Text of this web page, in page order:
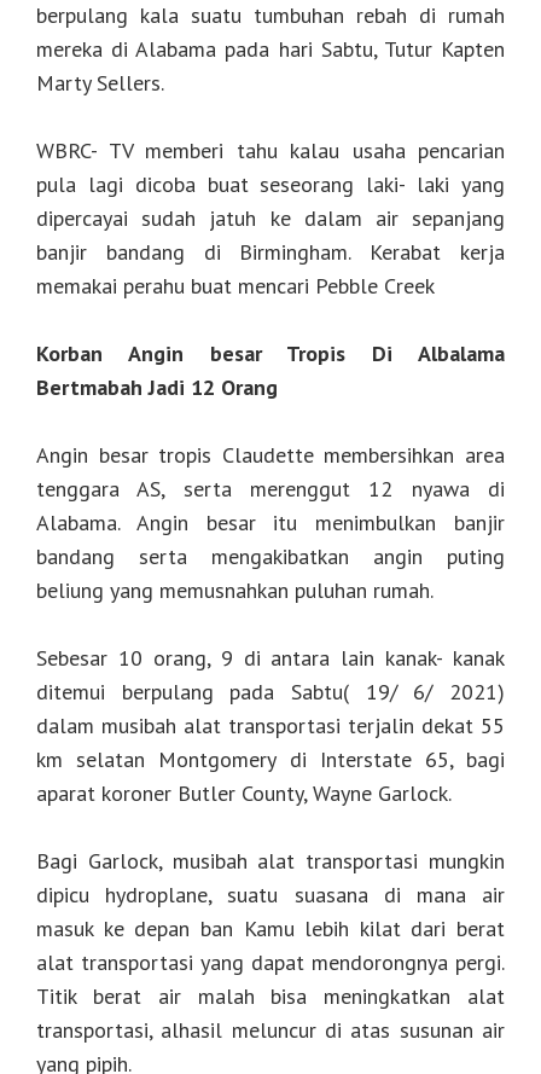
berpulang kala suatu tumbuhan rebah di rumah
mereka di Alabama pada hari Sabtu, Tutur Kapten
Marty Sellers.
WBRC- TV memberi tahu kalau usaha pencarian
pula lagi dicoba buat seseorang laki- laki yang
dipercayai sudah jatuh ke dalam air sepanjang
banjir bandang di Birmingham. Kerabat kerja
memakai perahu buat mencari Pebble Creek
Korban Angin besar Tropis Di Albalama
Bertmabah Jadi 12 Orang
Angin besar tropis Claudette membersihkan area
tenggara AS, serta merenggut 12 nyawa di
Alabama. Angin besar itu menimbulkan banjir
bandang serta mengakibatkan angin puting
beliung yang memusnahkan puluhan rumah.
Sebesar 10 orang, 9 di antara lain kanak- kanak
ditemui berpulang pada Sabtu( 19/ 6/ 2021)
dalam musibah alat transportasi terjalin dekat 55
km selatan Montgomery di Interstate 65, bagi
aparat koroner Butler County, Wayne Garlock.
Bagi Garlock, musibah alat transportasi mungkin
dipicu hydroplane, suatu suasana di mana air
masuk ke depan ban Kamu lebih kilat dari berat
alat transportasi yang dapat mendorongnya pergi.
Titik berat air malah bisa meningkatkan alat
transportasi, alhasil meluncur di atas susunan air
yang pipih.